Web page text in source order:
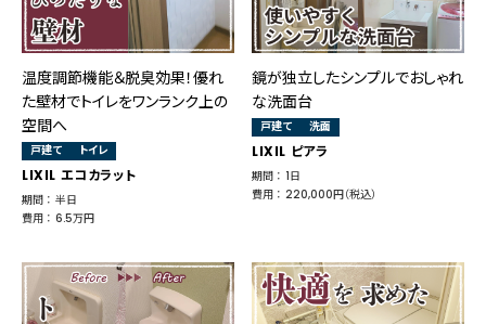
温度調節機能＆脱臭効果！優れ
た壁材でトイレをワンランク上の
空間へ
戸建て トイレ
LIXIL エコカラット
期間 ： 半日
費用 ： 6.5万円
鏡が独立したシンプルでおしゃれ
な洗面台
戸建て 洗面
LIXIL ピアラ
期間 ： 1日
費用 ： 220,000円（税込）